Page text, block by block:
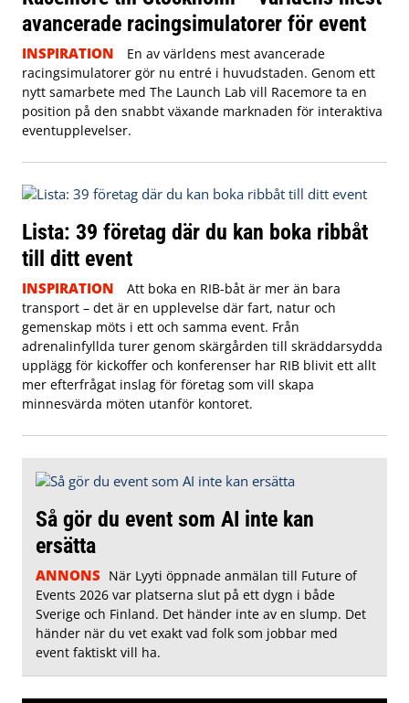
avancerade racingsimulatorer för event
INSPIRATION
En av världens mest avancerade
racingsimulatorer gör nu entré i huvudstaden. Genom ett
nytt samarbete med The Launch Lab vill Racemore ta en
position på den snabbt växande marknaden för interaktiva
eventupplevelser.
Lista: 39 företag där du kan boka ribbåt
till ditt event
INSPIRATION
Att boka en RIB-båt är mer än bara
transport – det är en upplevelse där fart, natur och
gemenskap möts i ett och samma event. Från
adrenalinfyllda turer genom skärgården till skräddarsydda
upplägg för kickoffer och konferenser har RIB blivit ett allt
mer efterfrågat inslag för företag som vill skapa
minnesvärda möten utanför kontoret.
Så gör du event som AI inte kan
ersätta
ANNONS När Lyyti öppnade anmälan till Future of
Events 2026 var platserna slut på ett dygn i både
Sverige och Finland. Det händer inte av en slump. Det
händer när du vet exakt vad folk som jobbar med
event faktiskt vill ha.